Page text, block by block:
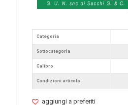
Categoria
Sottocategoria
Calibro
Condizioni articolo
aggiungi a preferiti